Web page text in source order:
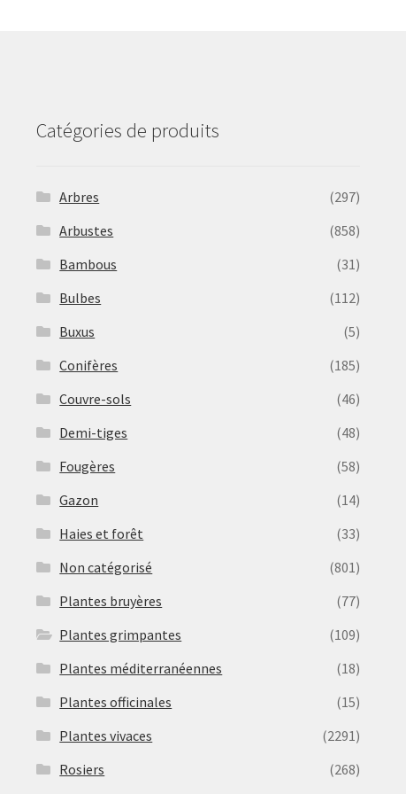
page
Catégories de produits
Arbres
(297)
Arbustes
(858)
Bambous
(31)
Bulbes
(112)
Buxus
(5)
Conifères
(185)
Couvre-sols
(46)
Demi-tiges
(48)
Fougères
(58)
Gazon
(14)
Haies et forêt
(33)
Non catégorisé
(801)
Plantes bruyères
(77)
Plantes grimpantes
(109)
Plantes méditerranéennes
(18)
Plantes officinales
(15)
Plantes vivaces
(2291)
Rosiers
(268)